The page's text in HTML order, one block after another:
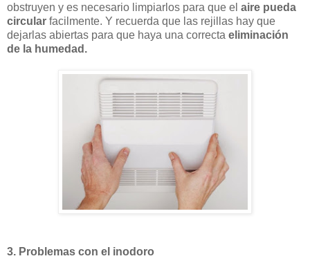
obstruyen y es necesario limpiarlos para que el aire pueda
circular facilmente. Y recuerda que las rejillas hay que
dejarlas abiertas para que haya una correcta eliminación
de la humedad.
3. Problemas con el inodoro